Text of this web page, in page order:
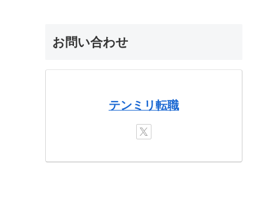
お問い合わせ
テンミリ転職